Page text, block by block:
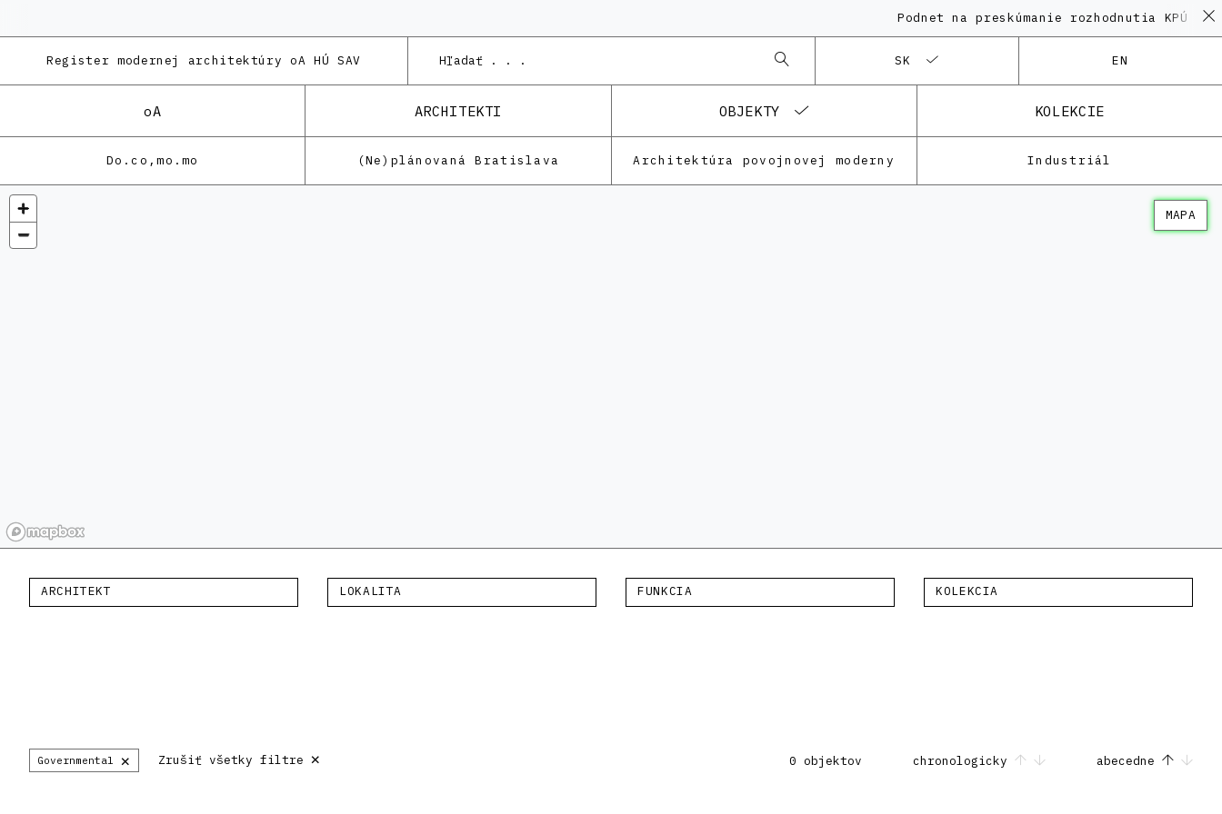
Podnet na preskúmanie rozhodnutia KPÚ vo
Register modernej architektúry oA HÚ SAV SK EN
oA ARCHITEKTI OBJEKTY KOLEKCIE
Do.co,mo.mo (Ne)plánovaná Bratislava Architektúra povojnovej moderny Industriál
MAPA
ARCHITEKT LOKALITA FUNKCIA KOLEKCIA
Governmental × Zrušiť všetky filtre × 0 objektov chronologicky abecedne